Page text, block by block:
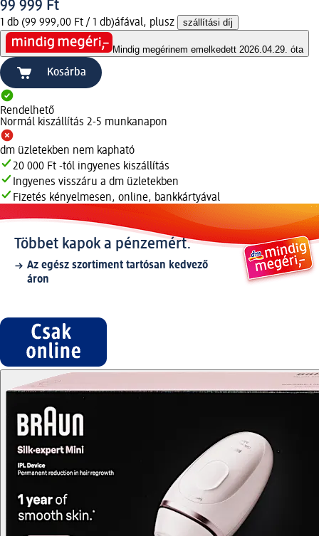
99 999 Ft
1 db (99 999,00 Ft / 1 db)áfával, plusz szállítási díj
Mindig megérinem emelkedett 2026.04.29. óta
Kosárba
Rendelhető
Normál kiszállítás 2-5 munkanapon
dm üzletekben nem kapható
20 000 Ft -tól ingyenes kiszállítás
Ingyenes visszáru a dm üzletekben
Fizetés kényelmesen, online, bankkártyával
Többet kapok a pénzemért.
Az egész szortiment tartósan kedvező
áron